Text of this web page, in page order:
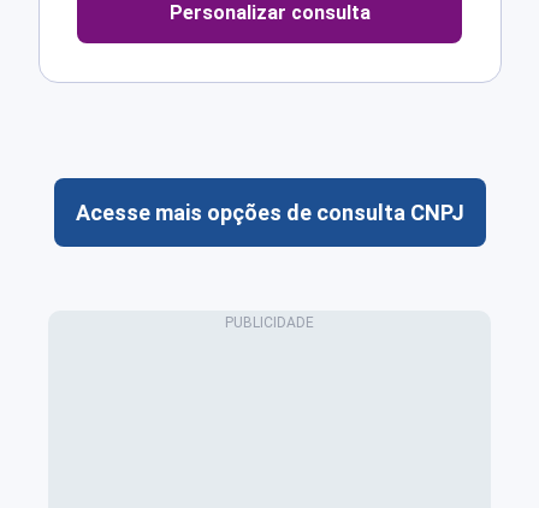
Personalizar consulta
Acesse mais opções de consulta CNPJ